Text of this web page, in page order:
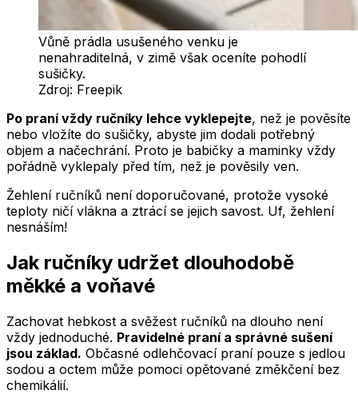
Vůně prádla usušeného venku je
nenahraditelná, v zimě však oceníte pohodlí
sušičky.
Zdroj: Freepik
Po praní vždy ručníky lehce vyklepejte, než je pověsíte
nebo vložíte do sušičky, abyste jim dodali potřebný
objem a načechrání. Proto je babičky a maminky vždy
pořádně vyklepaly před tím, než je pověsily ven.
Žehlení ručníků není doporučované, protože vysoké
teploty ničí vlákna a ztrácí se jejich savost. Uf, žehlení
nesnáším!
Jak ručníky udržet dlouhodobě
měkké a voňavé
Zachovat hebkost a svěžest ručníků na dlouho není
vždy jednoduché. Pravidelné praní a správné sušení
jsou základ. Občasné odlehčovací praní pouze s jedlou
sodou a octem může pomoci opětované změkčení bez
chemikálií.